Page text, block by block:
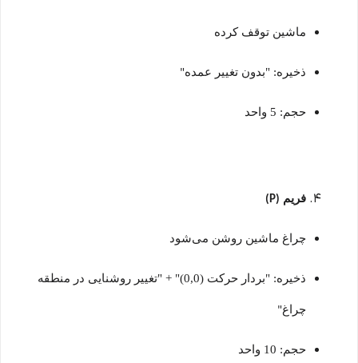
ماشین توقف کرده
ذخیره: "بدون تغییر عمده"
حجم: 5 واحد
فریم (P)
چراغ ماشین روشن می‌شود
ذخیره: "بردار حرکت (0,0)" + "تغییر روشنایی در منطقه
چراغ"
حجم: 10 واحد